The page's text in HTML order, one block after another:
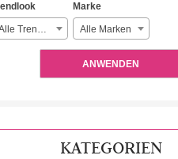
Alle Trendlooks
Marke
Alle Marken
ANWENDEN
KATEGORIEN